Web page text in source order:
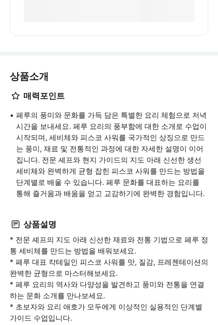
상품소개
매력포인트
페루의 풍미와 문화를 가득 담은 특별한 요리 체험으로 저녁
시간을 보내세요. 페루 요리의 풍부함에 대한 소개로 수업이
시작되며, 세비체와 피스코 사워를 국가적인 상징으로 만드
는 풍미, 재료 및 전통적인 과정에 대한 자세한 설명이 이어
집니다. 전문 셰프와 현지 가이드의 지도 아래 신선한 생선
세비체와 완벽하게 균형 잡힌 피스코 사워를 만드는 방법을
단계별로 배울 수 있습니다. 페루 문화를 대표하는 요리를
통해 즐거움과 배움을 얻고 교감하기에 완벽한 경험입니다.
상품설명
* 전문 셰프의 지도 아래 신선한 재료와 전통 기법으로 페루 정
통 세비체를 만드는 방법을 배워보세요.
* 페루 대표 칵테일인 피스코 사워를 맛, 질감, 프레젠테이션의
완벽한 균형으로 마스터해보세요.
* 페루 요리의 역사와 다양성을 발견하고 풍미와 전통을 연결
하는 문화 소개를 만나보세요.
* 초보자와 요리 애호가 모두에게 이상적인 실용적인 단계별
가이드 수업입니다.